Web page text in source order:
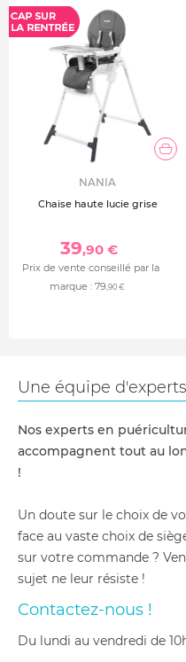
NANIA
Chaise haute lucie grise
39,90 €
Prix de vente conseillé par la
marque : 79,90 €
Une équipe
Nos experts en
accompagnent tout au
!
Un doute sur le choix de
face au vaste choix de
sur votre commande ?
sujet ne leur résiste !
Contactez-nous !
du lundi au vendredi de